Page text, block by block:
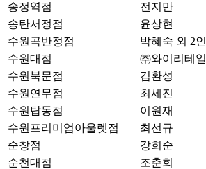
송정역점
전지만
송탄서정점
윤상현
수원곡반정점
박혜숙 외 2인
수원대점
㈜와이리테일
수원북문점
김환성
수원연무점
최세진
수원탑동점
이원재
수원프리미엄아울렛점
최선규
순창점
강희순
순천대점
조춘희